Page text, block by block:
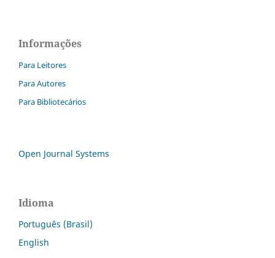
Informações
Para Leitores
Para Autores
Para Bibliotecários
Open Journal Systems
Idioma
Português (Brasil)
English